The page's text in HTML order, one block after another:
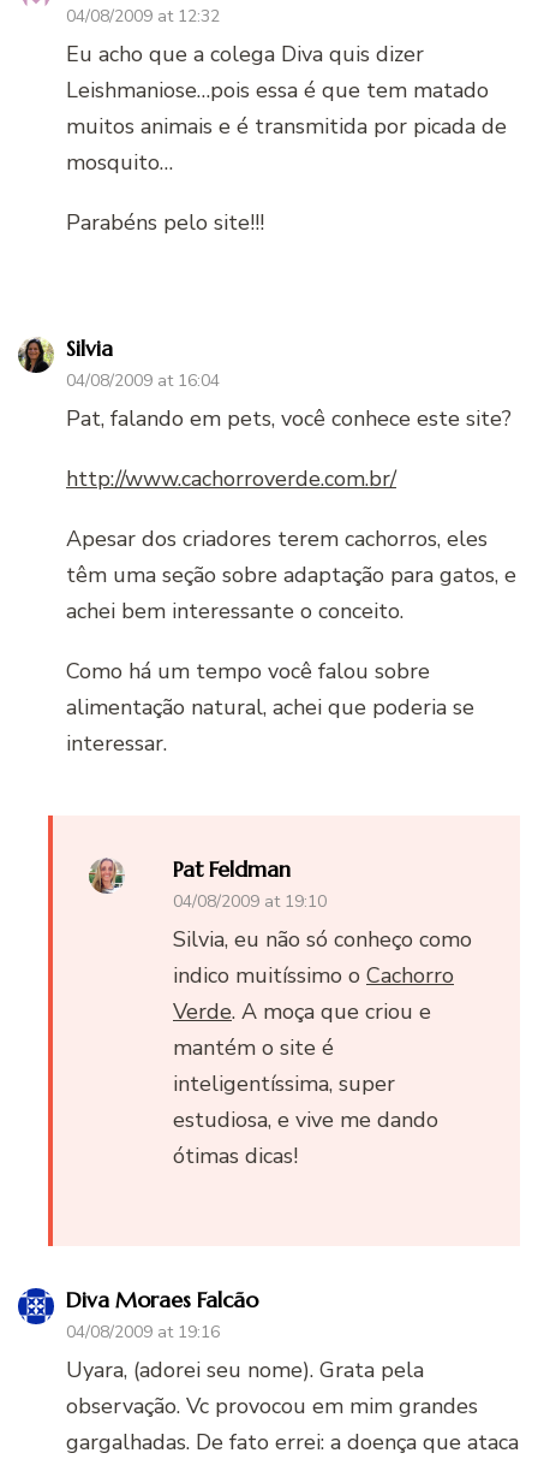
04/08/2009 at 12:32
Eu acho que a colega Diva quis dizer
Leishmaniose…pois essa é que tem matado
muitos animais e é transmitida por picada de
mosquito…
Parabéns pelo site!!!
Silvia
04/08/2009 at 16:04
Pat, falando em pets, você conhece este site?
http://www.cachorroverde.com.br/
Apesar dos criadores terem cachorros, eles
têm uma seção sobre adaptação para gatos, e
achei bem interessante o conceito.
Como há um tempo você falou sobre
alimentação natural, achei que poderia se
interessar.
Pat Feldman
04/08/2009 at 19:10
Silvia, eu não só conheço como
indico muitíssimo o Cachorro
Verde. A moça que criou e
mantém o site é
inteligentíssima, super
estudiosa, e vive me dando
ótimas dicas!
Diva Moraes Falcão
04/08/2009 at 19:16
Uyara, (adorei seu nome). Grata pela
observação. Vc provocou em mim grandes
gargalhadas. De fato errei: a doença que ataca